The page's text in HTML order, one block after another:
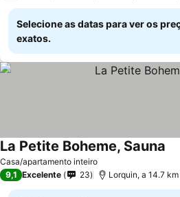
Selecione as datas para ver os
exatos.
Casa/apartamento inteiro
La Petite Boheme, Sauna
9,1 Excelente 23 Lorquin, a 14.7